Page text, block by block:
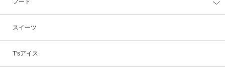
スイーツ
T'sアイス